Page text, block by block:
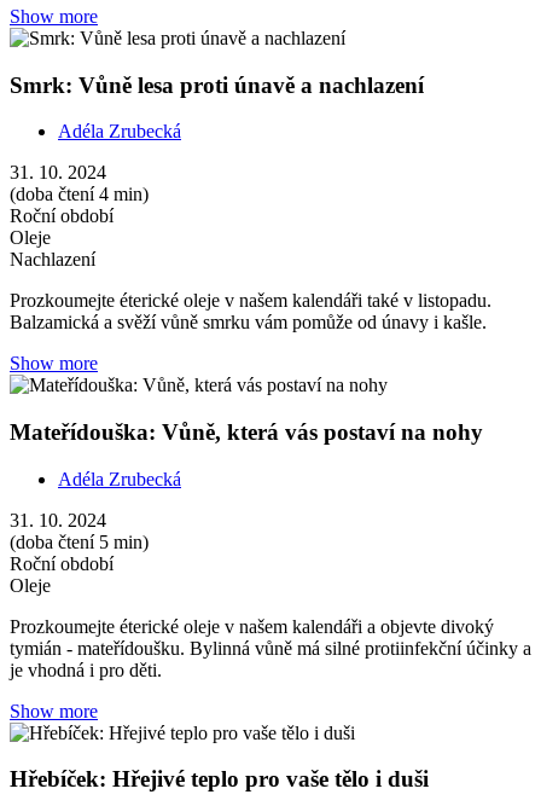
Show more
Smrk: Vůně lesa proti únavě a nachlazení
Adéla Zrubecká
31. 10. 2024
(doba čtení 4 min)
Roční období
Oleje
Nachlazení
Prozkoumejte éterické oleje v našem kalendáři také v listopadu.
Balzamická a svěží vůně smrku vám pomůže od únavy i kašle.
Show more
Mateřídouška: Vůně, která vás postaví na nohy
Adéla Zrubecká
31. 10. 2024
(doba čtení 5 min)
Roční období
Oleje
Prozkoumejte éterické oleje v našem kalendáři a objevte divoký
tymián - mateřídoušku. Bylinná vůně má silné protiinfekční účinky a
je vhodná i pro děti.
Show more
Hřebíček: Hřejivé teplo pro vaše tělo i duši